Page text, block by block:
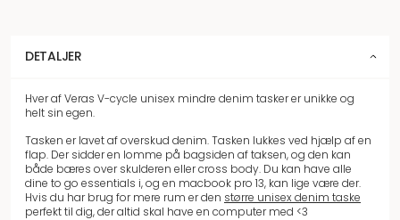
DETALJER
Hver af Veras V-cycle unisex mindre denim tasker er unikke og
helt sin egen.
Tasken er lavet af overskud denim. Tasken lukkes ved hjælp af en
flap. Der sidder en lomme på bagsiden af taksen, og den kan
både bæres over skulderen eller cross body. Du kan have alle
dine to go essentials i, og en macbook pro 13, kan lige være der.
Hvis du har brug for mere rum er den større unisex denim taske
perfekt til dig, der altid skal have en computer med <3